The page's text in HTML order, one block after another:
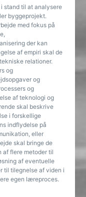
stand til at analysere
byggeprojekt.
med fokus på
der kan
af empiri skal de
relationer.
og
og
og
af teknologi og
skal beskrive
i forskellige
indflydelse på
eller
skal bringe de
af flere metoder til
af eventuelle
til tilegnelse af viden i
egen læreproces.